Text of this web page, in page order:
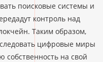
поисковые системы и
контроль над
Таким образом,
цифровые миры
собственность на свой